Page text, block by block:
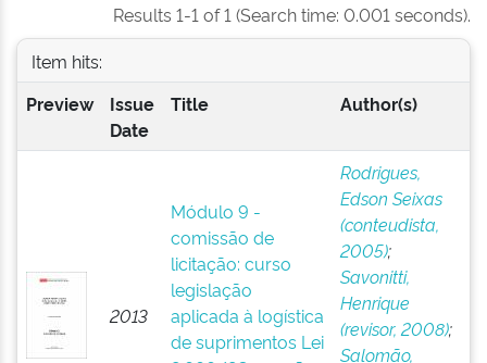
Results 1-1 of 1 (Search time: 0.001 seconds).
Item hits:
Preview
Issue
Date
Title Author(s)
2013
Módulo 9 -
comissão de
licitação: curso
legislação
aplicada à logística
de suprimentos Lei
Rodrigues,
Edson Seixas
(conteudista,
2005);
Savonitti,
Henrique
(revisor, 2008);
Salomão,